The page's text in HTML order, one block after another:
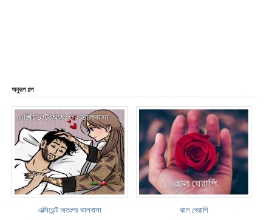
অনুরূপ গল্প
এক্সিডেন্ট অতঃপর ভালবাসা ঝাল থেরাপি